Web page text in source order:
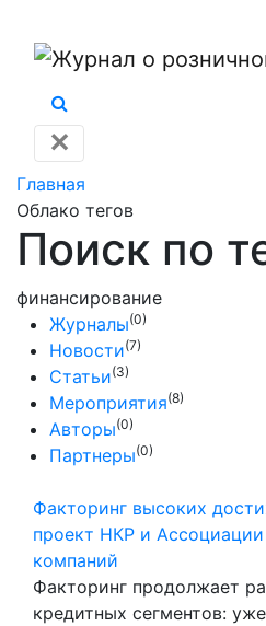
✕
Главная
Облако тегов
Поиск по
финансирование
Журналы(0)
Новости(7)
Статьи(3)
Мероприятия(8)
Авторы(0)
Партнеры(0)
Факторинг высоких
проект НКР и
компаний
Факторинг продолжает
кредитных сегментов: